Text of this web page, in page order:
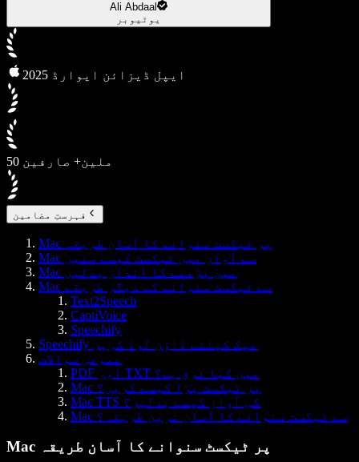
Ali Abdaal
یوٹیوبر
2025 ایپل ڈیزائن ایوارڈ
50 ملین+ صارفین
فہرستِ مضامین
Mac پر ٹیکسٹ سنوانے کا آسان طریقہ
Mac سے آواز میں ٹیکسٹ کیسے سنیں
Mac میں پڑھنے کا انداز بدلیں
Mac سے ٹیکسٹ سنوانے کے دیگر طریقے
Text2Speech
CaptiVoice
Speechify
Speechify میک کیلئے ڈاؤن لوڈ کریں
عمومی سوالات
PDF اور TXT میں کیا فرق ہے؟
Mac پر ٹیکسٹ بڑا کیسے کریں؟
Mac TTS کی آواز کیسے بدلیں؟
Mac سے ٹیکسٹ سنوانے کا آسان ترین طریقہ؟
Mac پر ٹیکسٹ سنوانے کا آسان طریقہ